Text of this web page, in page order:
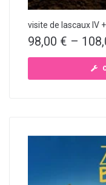
visite de lascaux IV
98,00 € –